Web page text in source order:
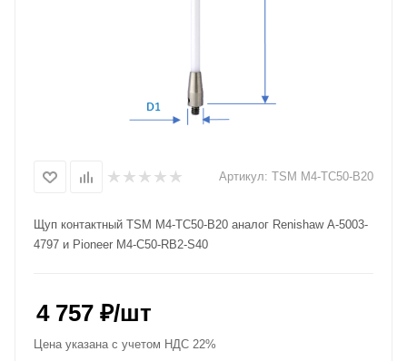
Артикул: TSM M4-TC50-B20
Щуп контактный TSM M4-TC50-B20 аналог Renishaw A-5003-
4797 и Pioneer M4-C50-RB2-S40
4 757 ₽/шт
Цена указана с учетом НДС 22%